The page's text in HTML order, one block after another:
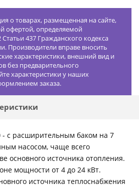
о товарах, размещенная на сайте,
офертой, определяемой
437 Гражданского кодекса
Производители вправе вносить
характеристики, внешний вид и
без предварительного
характеристики у наших
заказа.
- с расширительным баком на 7
насосом, чаще всего
основного источника отопления.
мощности от 4 до 24 кВт.
источника теплоснабжения